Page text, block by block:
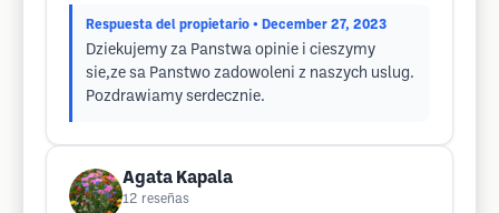
Respuesta del propietario • December 27, 2023
Dziekujemy za Panstwa opinie i cieszymy
sie,ze sa Panstwo zadowoleni z naszych uslug.
Pozdrawiamy serdecznie.
Agata Kapala
12 reseñas